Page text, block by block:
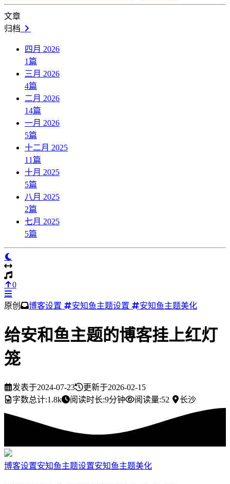
文章
归档
四月 2026
1篇
三月 2026
4篇
二月 2026
14篇
一月 2026
5篇
十二月 2025
11篇
十月 2025
5篇
八月 2025
2篇
七月 2025
5篇
0
原创 博客设置 安知鱼主题设置 安知鱼主题美化
给安和鱼主题的博客挂上红灯
笼
发表于2024-07-23 更新于2026-02-15
字数总计:1.8k 阅读时长:9分钟 阅读量:52 长沙
博客设置安知鱼主题设置安知鱼主题美化